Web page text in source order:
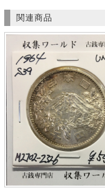
関連商品